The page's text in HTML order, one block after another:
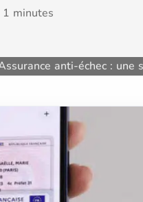
1 minutes
anti-échec : une